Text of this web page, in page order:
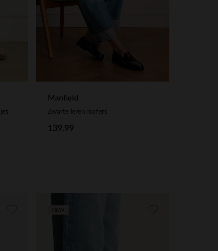
Manfield
Zwarte leren loafers
139.99